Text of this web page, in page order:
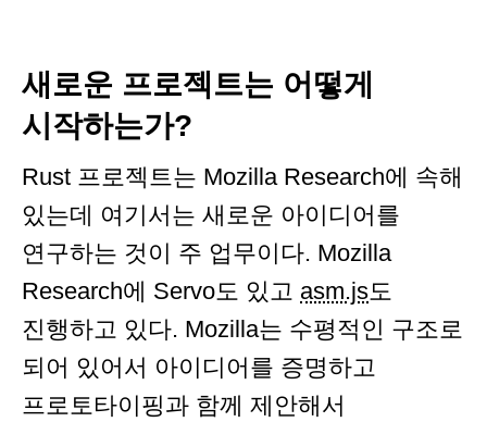
새로운 프로젝트는 어떻게
시작하는가?
Rust 프로젝트는 Mozilla Research에 속해
있는데 여기서는 새로운 아이디어를
연구하는 것이 주 업무이다. Mozilla
Research에 Servo도 있고 asm.js도
진행하고 있다. Mozilla는 수평적인 구조로
되어 있어서 아이디어를 증명하고
프로토타이핑과 함께 제안해서